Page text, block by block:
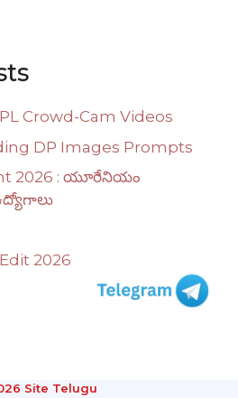
Crowd-Cam Videos
DP Images Prompts
2026 : యూరేనియం
2026
Site Telugu